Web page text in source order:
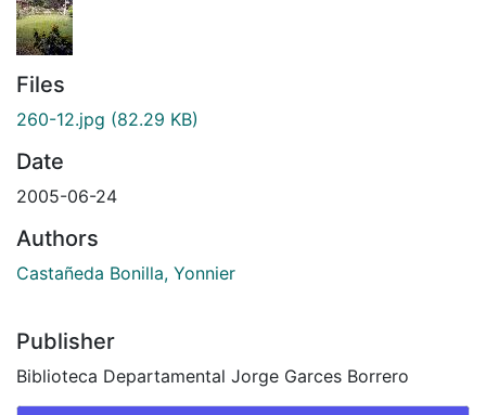
Files
260-12.jpg (82.29 KB)
Date
2005-06-24
Authors
Castañeda Bonilla, Yonnier
Publisher
Biblioteca Departamental Jorge Garces Borrero